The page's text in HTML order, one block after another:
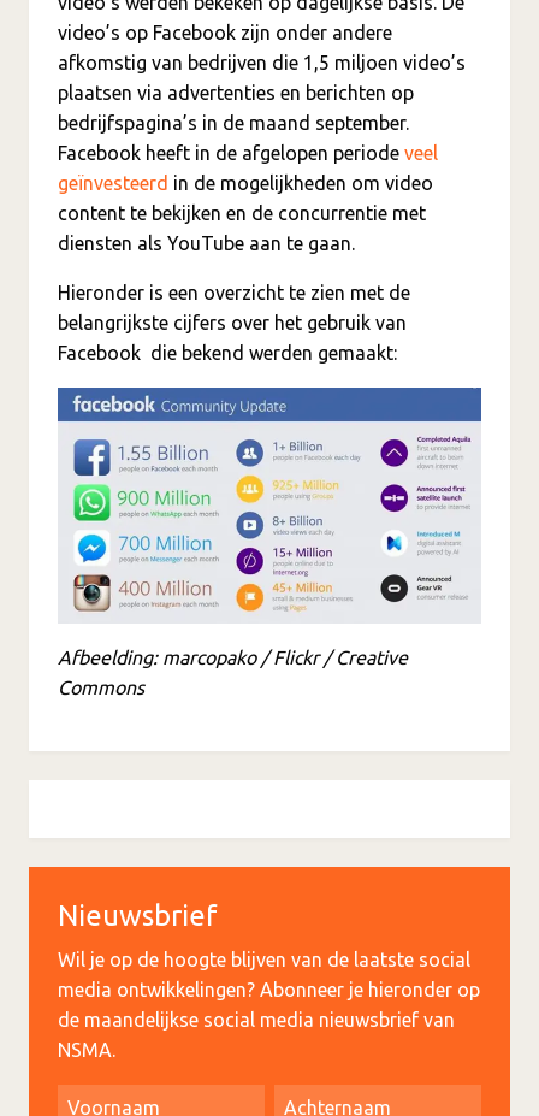
video’s op Facebook zijn onder andere
afkomstig van bedrijven die 1,5 miljoen video’s
plaatsen via advertenties en berichten op
bedrijfspagina’s in de maand september.
Facebook heeft in de afgelopen periode veel
geïnvesteerd in de mogelijkheden om video
content te bekijken en de concurrentie met
diensten als YouTube aan te gaan.
Hieronder is een overzicht te zien met de
belangrijkste cijfers over het gebruik van
Facebook die bekend werden gemaakt:
Afbeelding: marcopako / Flickr / Creative
Commons
Nieuwsbrief
Wil je op de hoogte blijven van de laatste social
media ontwikkelingen? Abonneer je hieronder op
de maandelijkse social media nieuwsbrief van
NSMA.